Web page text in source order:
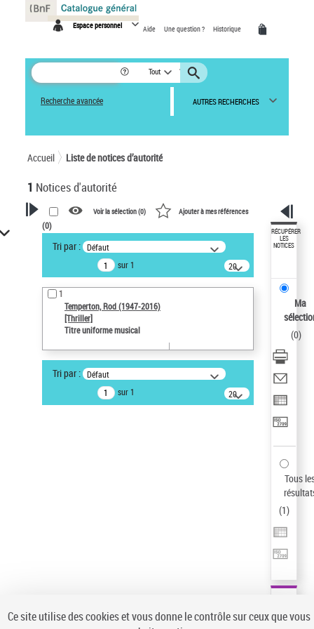
Espace personnel Aide Une question ? Historique
Tout
Recherche avancée AUTRES RECHERCHES
Accueil Liste de notices d’autorité
1 Notices d'autorité
VOTRE RECHERCHE
Recherche avancée dans les
notices d’autorité
Œuvres liées à l'auteur :
Temperton, Rod (1947-2016)
Auteur d’œuvre
Statut de la notice d’autorité
Notice élémentaire
Type de notice d'autorité
Voir la sélection (0) Ajouter à mes références
(0)
Tri par : Défaut
sur 1
20
résultats/page
1
Temperton, Rod (1947-2016)
[Thriller]
Titre uniforme musical
Tri par : Défaut
sur 1
20
résultats/page
RÉCUPÉRER
LES
NOTICES
Ma
(0)
Tous
(1)
Panneau de gestion des cookies
Ce site utilise des cookies et vous donne le contrôle sur ceux que vous